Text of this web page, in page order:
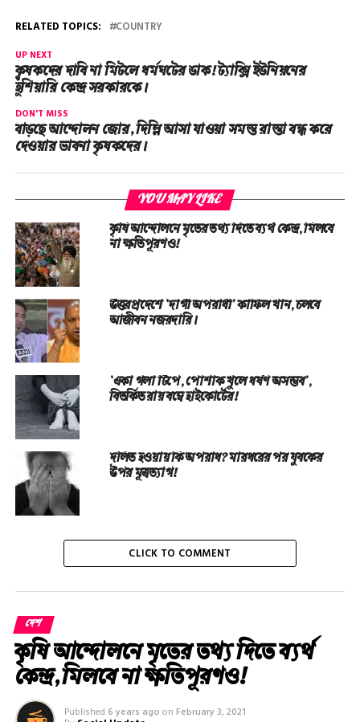
RELATED TOPICS: COUNTRY
UP NEXT
কৃষকদের দাবি না মিটলে ধর্মঘটের ডাক! ট্যাক্সি ইউনিয়নের
হুঁশিয়ারি কেন্দ্র সরকারকে।
DON'T MISS
বাড়ছে আন্দোলন জোর, দিল্লি আসা যাওয়া সমস্ত রাস্তা বন্ধ করে
দেওয়ার ভাবনা কৃষকদের।
YOU MAY LIKE
কৃষি আন্দোলনে মৃতের তথ‌্য দিতে ব্যর্থ কেন্দ্র, মিলবে
না ক্ষতিপূরণও!
উত্তরপ্রদেশে ‘দাগী অপরাধী’ কাফিল খান, চলবে
আজীবন নজরদারি।
‘একা গলা টিপে, পোশাক খুলে ধর্ষণ অসম্ভব’,
বিতর্কিত রায় বম্বে হাইকোর্টের!
দলিত হওয়ায় কি অপরাধ? মারধরের পর যুবকের
উপর মূত্রত্যাগ!
CLICK TO COMMENT
দেশ
কৃষি আন্দোলনে মৃতের তথ‌্য দিতে ব্যর্থ
কেন্দ্র, মিলবে না ক্ষতিপূরণও!
Published 6 years ago on February 3, 2021